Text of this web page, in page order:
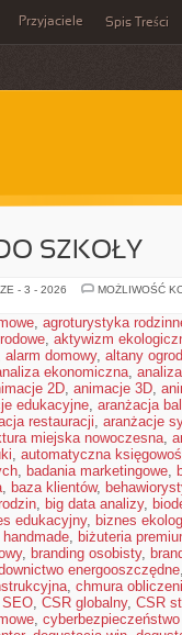
Przyjaciele Spis Treści
SZKOŁY
- 3 - 2026
MOŻLIWOŚĆ
, agroturystyka
, aktywizm
alarm domowy, altany
ekonomiczna,
2D, animacje 3D,
edukacyjne, aranżacja
restauracji, aranżacje
miejska nowoczesna,
, automatyczna
, badania marketingowe,
, baza klientów,
, big data analizy,
edukacyjny, biznes
, biżuteria
, branding osobisty,
energooszczędne
, chmura
, CSR globalny, CSR
,